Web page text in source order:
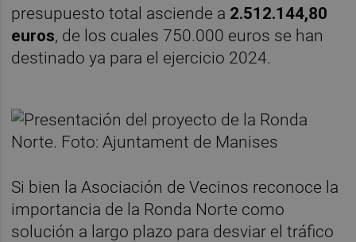
presupuesto total asciende a 2.512.144,80
euros, de los cuales 750.000 euros se han
destinado ya para el ejercicio 2024.
Si bien la Asociación de Vecinos reconoce la
importancia de la Ronda Norte como
solución a largo plazo para desviar el tráfico